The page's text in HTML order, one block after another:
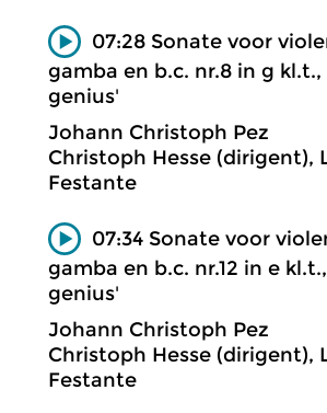
07:28 Sonate voor
gamba en b.c. nr.8 in g
genius'
Johann Christoph Pez
Christoph Hesse (dirigent),
Festante
07:34 Sonate voor
gamba en b.c. nr.12 in e
genius'
Johann Christoph Pez
Christoph Hesse (dirigent),
Festante